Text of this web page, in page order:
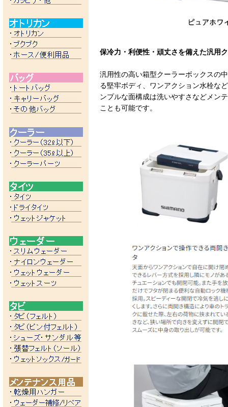
保冷力・利便性・頑丈さを備えた汎用
汎用性の高い箱型クーラーボックスの
る堅牢ボディ、ワンアクション水栓な
ンプルな面構成は洗いやすさなどメン
ことも可能です。